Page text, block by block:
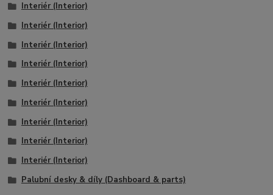
Interiér (Interior)
Interiér (Interior)
Interiér (Interior)
Interiér (Interior)
Interiér (Interior)
Interiér (Interior)
Interiér (Interior)
Interiér (Interior)
Interiér (Interior)
Palubní desky & díly (Dashboard & parts)